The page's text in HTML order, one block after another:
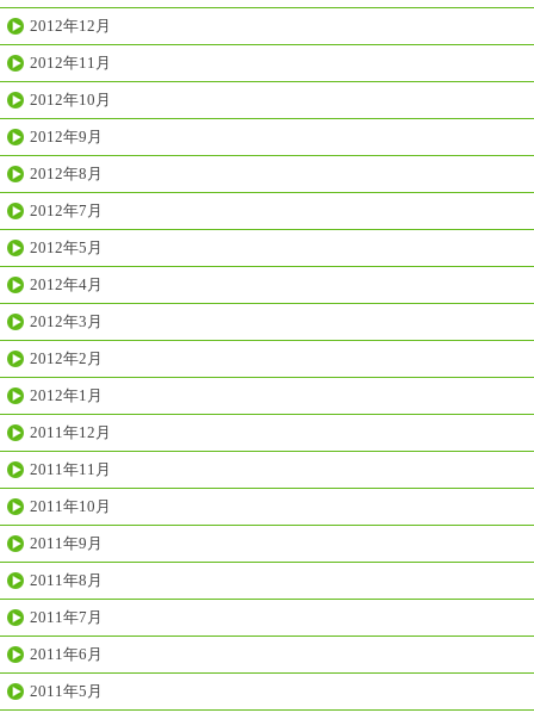
2012年12月
2012年11月
2012年10月
2012年9月
2012年8月
2012年7月
2012年5月
2012年4月
2012年3月
2012年2月
2012年1月
2011年12月
2011年11月
2011年10月
2011年9月
2011年8月
2011年7月
2011年6月
2011年5月